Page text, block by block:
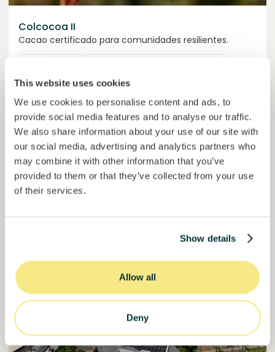
This website uses cookies
We use cookies to personalise content and ads, to
provide social media features and to analyse our traffic.
We also share information about your use of our site with
our social media, advertising and analytics partners who
may combine it with other information that you’ve
provided to them or that they’ve collected from your use
of their services.
Show details
Allow all
Deny
Colcocoa II
Cacao certificado para comunidades resilientes.
6.1%
interés anual
6
plazo
Invertido = 15157938
Reservado = 15000€
50,6%
Ya más de la mitad financiado. No te lo pierdas. del objetivo
Manizales 30000000€